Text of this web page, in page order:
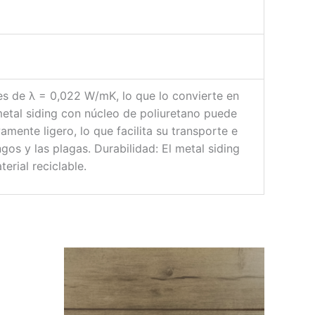
de λ = 0,022 W/mK, lo que lo convierte en
siding con núcleo de poliuretano puede
ligero, lo que facilita su transporte e
y las plagas. Durabilidad: El metal siding
reciclable.